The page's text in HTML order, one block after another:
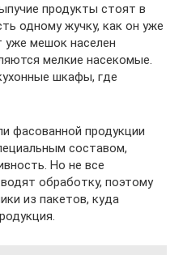
продукты стоят в
одному жучку, как он уже
мешок населен
мелкие насекомые.
шкафы, где
фасованной продукции
составом,
Но не все
обработку, поэтому
из пакетов, куда